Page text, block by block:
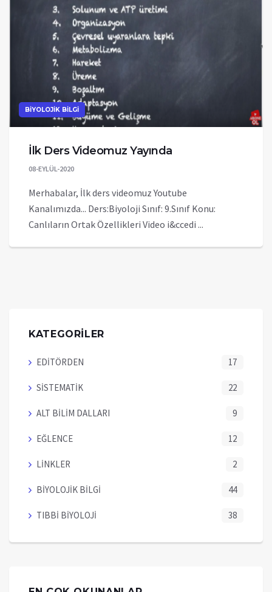
BİYOLOJİK BİLGİ
İlk Ders Videomuz Yayında
08-EYLÜL-2020
Merhabalar, İlk ders videomuz Youtube
Kanalımızda... Ders:Biyoloji Sınıf: 9.Sınıf Konu:
Canlıların Ortak Özellikleri Video i&ccedi ...
KATEGORİLER
EDİTÖRDEN 17
SİSTEMATİK 22
ALT BİLİM DALLARI 9
EĞLENCE 12
LİNKLER 2
BİYOLOJİK BİLGİ 44
TIBBİ BİYOLOJİ 38